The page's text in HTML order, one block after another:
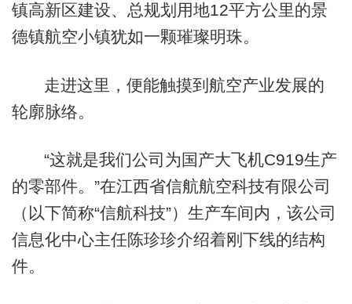
镇高新区建设、总规划用地12平方公里的景
德镇航空小镇犹如一颗璀璨明珠。
走进这里，便能触摸到航空产业发展的
轮廓脉络。
“这就是我们公司为国产大飞机C919生产
的零部件。”在江西省信航航空科技有限公司
（以下简称“信航科技”）生产车间内，该公司
信息化中心主任陈珍珍介绍着刚下线的结构
件。